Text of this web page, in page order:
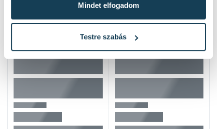
Mindet elfogadom
Testre szabás